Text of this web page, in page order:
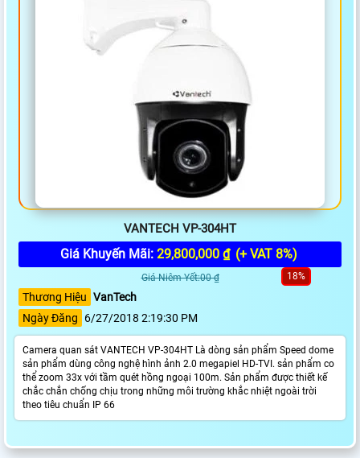
VANTECH VP-304HT
Giá Khuyến Mãi: 29,800,000 ₫ (+ VAT 8%)
Giá Niêm Yết:00 ₫ 18%
Thương Hiệu VanTech
Ngày Đăng
6/27/2018 2:19:30 PM
Camera quan sát VANTECH VP-304HT Là dòng sản phẩm Speed dome
sản phẩm dùng công nghệ hình ảnh 2.0 megapiel HD-TVI. sản phẩm co
thể zoom 33x với tầm quét hồng ngoại 100m. Sản phẩm được thiết kế
chắc chắn chống chịu trong những môi trường khắc nhiệt ngoài trời
theo tiêu chuẩn IP 66